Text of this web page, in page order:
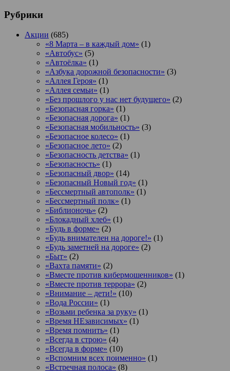
Рубрики
Акции (685)
«8 Марта – в каждый дом» (1)
«Автобус» (5)
«Автоёлка» (1)
«Азбука дорожной безопасности» (3)
«Аллея Героя» (1)
«Аллея семьи» (1)
«Без прошлого у нас нет будущего» (2)
«Безопасная горка» (1)
«Безопасная дорога» (1)
«Безопасная мобильность» (3)
«Безопасное колесо» (1)
«Безопасное лето» (2)
«Безопасность детства» (1)
«Безопасность» (1)
«Безопасный двор» (14)
«Безопасный Новый год» (1)
«Бессмертный автополк» (1)
«Бессмертный полк» (1)
«Библионочь» (2)
«Блокадный хлеб» (1)
«Будь в форме» (2)
«Будь внимателен на дороге!» (1)
«Будь заметней на дороге» (2)
«Быт» (2)
«Вахта памяти» (2)
«Вместе против кибермошенников» (1)
«Вместе против террора» (2)
«Внимание – дети!» (10)
«Вода России» (1)
«Возьми ребенка за руку» (1)
«Время НЕзависимых» (1)
«Время помнить» (1)
«Всегда в строю» (4)
«Всегда в форме» (10)
«Вспомним всех поименно» (1)
«Встречная полоса» (8)